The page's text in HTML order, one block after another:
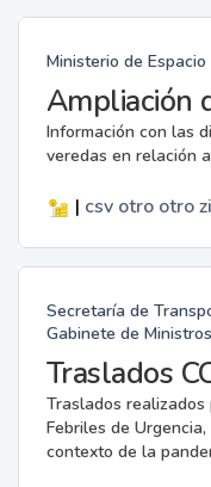
Ministerio de
Ampliación
Información con las
veredas en relación
| csv otro otro
Secretaría de
Gabinete de Ministros
Traslados
Traslados realizados
Febriles de
contexto de la